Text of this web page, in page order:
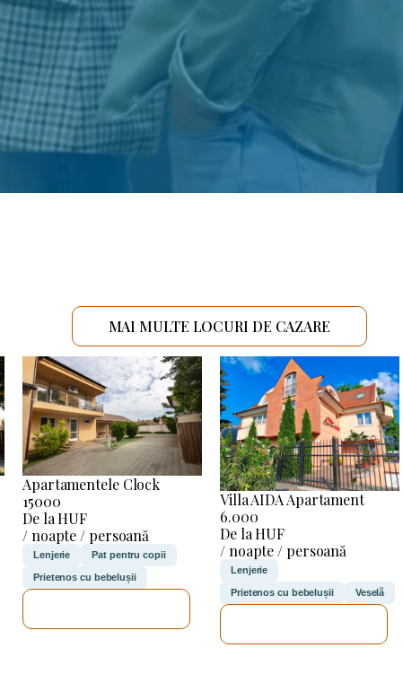
MAI MULTE LOCURI DE CAZARE
Apartamentele Clock
15000
De la HUF
/ noapte / persoană
Lenjerie Pat pentru copii
Prietenos cu bebelușii
Villa AIDA Apartament
6.000
De la HUF
/ noapte / persoană
Lenjerie
Prietenos cu bebelușii Veselă